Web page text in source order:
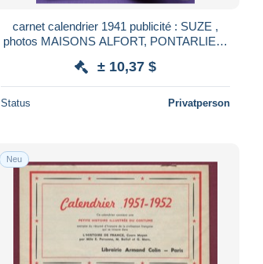
carnet calendrier 1941 publicité : SUZE ,
photos MAISONS ALFORT, PONTARLIER,
livraison
± 10,37 $
Status Privatperson
Neu